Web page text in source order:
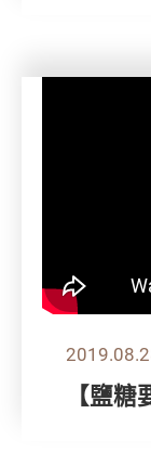
【鹽